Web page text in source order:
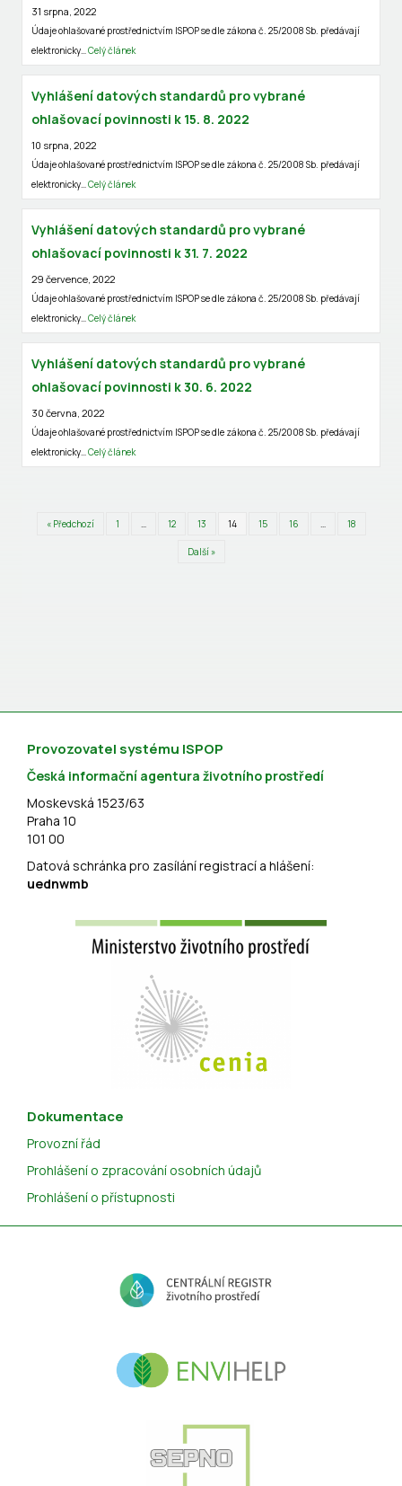
31 srpna, 2022
Údaje ohlašované prostřednictvím ISPOP se dle zákona č. 25/2008 Sb. předávají
elektronicky…Celý článek
Vyhlášení datových standardů pro vybrané
ohlašovací povinnosti k 15. 8. 2022
10 srpna, 2022
Údaje ohlašované prostřednictvím ISPOP se dle zákona č. 25/2008 Sb. předávají
elektronicky…Celý článek
Vyhlášení datových standardů pro vybrané
ohlašovací povinnosti k 31. 7. 2022
29 července, 2022
Údaje ohlašované prostřednictvím ISPOP se dle zákona č. 25/2008 Sb. předávají
elektronicky…Celý článek
Vyhlášení datových standardů pro vybrané
ohlašovací povinnosti k 30. 6. 2022
30 června, 2022
Údaje ohlašované prostřednictvím ISPOP se dle zákona č. 25/2008 Sb. předávají
elektronicky…Celý článek
« Předchozí 1 … 12 13 14 15 16 … 18
Další »
Provozovatel systému ISPOP
Česká informační agentura životního prostředí
Moskevská 1523/63
Praha 10
101 00
Datová schránka pro zasílání registrací a hlášení:
uednwmb
Dokumentace
Provozní řád
Prohlášení o zpracování osobních údajů
Prohlášení o přístupnosti